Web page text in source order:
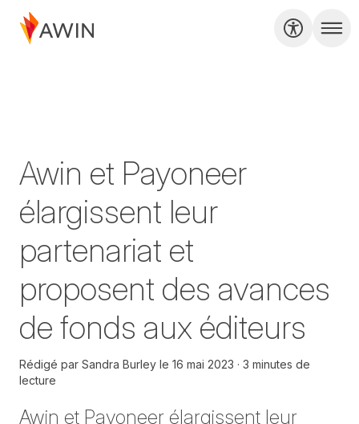
Awin et Payoneer
élargissent leur
partenariat et
proposent des avances
de fonds aux éditeurs
Rédigé par Sandra Burley le 16 mai 2023
3 minutes de
lecture
Awin et Payoneer élargissent leur